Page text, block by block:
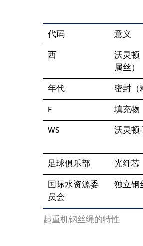
代码 意义
西
沃灵顿
属丝）
年代 密封（
F
填充物
WS
沃灵顿
足球俱乐部
光纤芯
国际水资源委
员会
独立钢
起重机钢丝绳的特性